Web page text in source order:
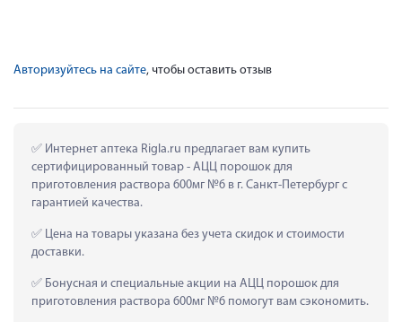
Авторизуйтесь на сайте, чтобы оставить отзыв
Интернет аптека Rigla.ru предлагает вам купить
сертифицированный товар - АЦЦ порошок для
приготовления раствора 600мг №6 в г. Санкт-Петербург с
гарантией качества.
Цена на товары указана без учета скидок и стоимости
доставки.
Бонусная и специальные акции на АЦЦ порошок для
приготовления раствора 600мг №6 помогут вам сэкономить.